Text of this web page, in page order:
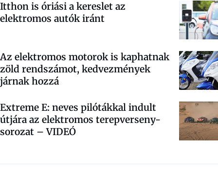
Itthon is óriási a kereslet az
elektromos autók iránt
Az elektromos motorok is kaphatnak
zöld rendszámot, kedvezmények
járnak hozzá
Extreme E: neves pilótákkal indult
útjára az elektromos terepverseny-
sorozat – VIDEÓ